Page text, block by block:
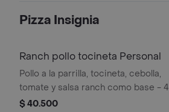
Pizza Insignia
Ranch pollo tocineta Personal
Pollo a la parrilla, tocineta, cebolla,
tomate y salsa ranch como base - 4
porciones. Incluye Salsa de Ajo,
$ 40.500